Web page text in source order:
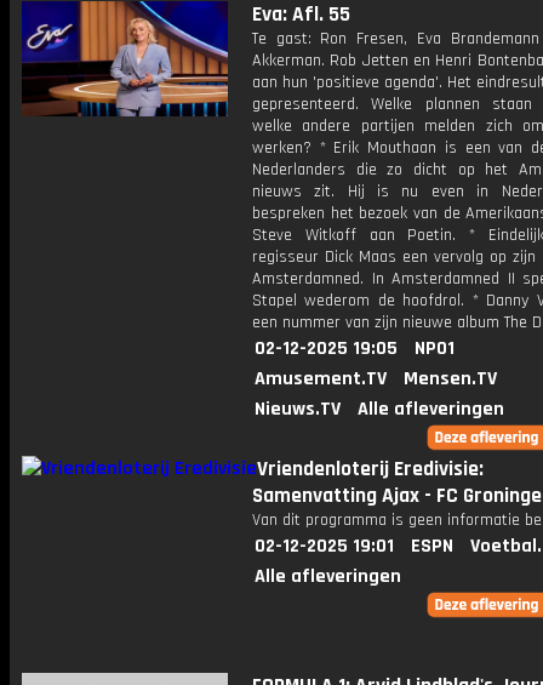
Eva: Afl. 55
Te gast: Ron Fresen, Eva
Akkerman. Rob Jetten en Henri
aan hun 'positieve agenda'. Het
gepresenteerd. Welke plannen
welke andere partijen melden zich
werken? * Erik Mouthaan is een van
Nederlanders die zo dicht op het
nieuws zit. Hij is nu even in
bespreken het bezoek van de
Steve Witkoff aan Poetin. *
regisseur Dick Maas een vervolg op zijn
Amsterdamned. In Amsterdamned II
Stapel wederom de hoofdrol. * Danny
een nummer van zijn nieuwe album The
02-12-2025 19:05
NPO1
Amusement.TV
Mensen.TV
Nieuws.TV
Alle afleveringen
Vriendenloterij Eredivisie:
Samenvatting Ajax - FC
Van dit programma is geen informatie
02-12-2025 19:01 ESPN
Alle afleveringen